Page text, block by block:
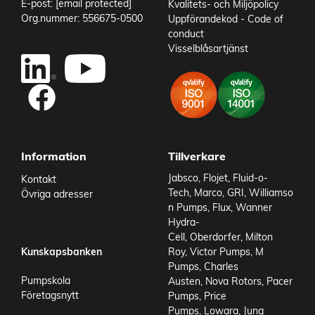
Temperaturområde media från
10 °C
Temperaturområde media till
50 °C
-10 °C
Omgivningstemperatur till
IP55
Viskositet max
50 cP
33 kg
Add as new cart row
E-post: [email protected]
Org.nummer: 556675-0500
Kvalitets- och Miljöpolicy
Uppförandekod - Code of
conduct
Visselblåsartjänst
Information
Kontakt
Övriga adresser
Kunskapsbanken
Pumpskola
Företagsnytt
Tillverkare
Jabsco, Flojet, Fluid-o-
Tech, Marco, GRI, Williamso
n Pumps, Flux, Wanner
Hydra-
Cell, Oberdorfer, Milton
Roy, Victor Pumps, M
Pumps, Charles
Austen, Nova Rotors, Pacer
Pumps, Price
Pumps, Lowara, Jung